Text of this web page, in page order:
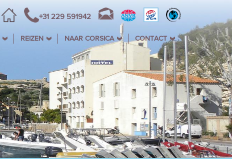
+31 229 591942
REIZEN NAAR CORSICA CONTACT